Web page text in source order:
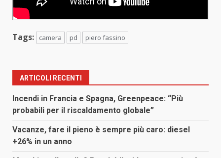
Tags: camera pd piero fassino
ARTICOLI RECENTI
Incendi in Francia e Spagna, Greenpeace: “Più
probabili per il riscaldamento globale”
Vacanze, fare il pieno è sempre più caro: diesel
+26% in un anno